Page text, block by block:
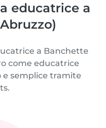
educatrice a
a Banchette
come educatrice
semplice tramite